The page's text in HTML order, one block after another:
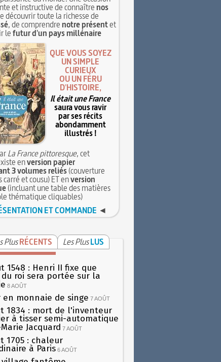
et instructive de connaîtrenos
découvrir toute la richesse de
, de comprendrenotre présentet
lefutur d'un pays millénaire
QUE VOUS SOYEZ
UN SIMPLE
CURIEUX
OU UN FÉRU
D'HISTOIRE,
Il était une France
saura vous ravir
par ses récits
abondamment
illustrés !
La France pittoresque, cet
enversion papier
3 volumes reliés(couverture
carré et cousu) ET enversion
(incluant une table des matières
thématique cliquables)
ET COMMANDE ◄
Plus RÉCENTS Les Plus LUS
1548 : Henri II fixe que
du roi sera portée sur la
8 AOÛT
en monnaie de singe 7 AOÛT
1834 : mort de l'inventeur
à tisser semi-automatique
Jacquard 7 AOÛT
1705 : chaleur
à Paris 6 AOÛT